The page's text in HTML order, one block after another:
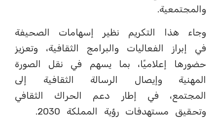
والمجتمعية.
وجاء هذا التكريم نظير إسهامات الصحيفة
في إبراز الفعاليات والبرامج الثقافية، وتعزيز
حضورها إعلاميًا، بما يسهم في نقل الصورة
المهنية وإيصال الرسالة الثقافية إلى
المجتمع، في إطار دعم الحراك الثقافي
وتحقيق مستهدفات رؤية المملكة 2030.